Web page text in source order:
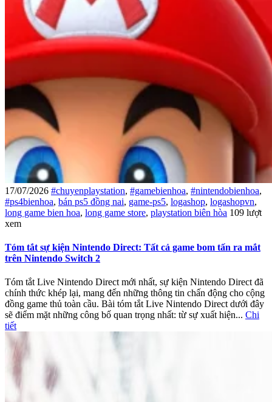
17/07/2026 #chuyenplaystation, #gamebienhoa, #nintendobienhoa,
#ps4bienhoa, bán ps5 đồng nai, game-ps5, logashop, logashopvn,
long game bien hoa, long game store, playstation biên hòa 109 lượt
xem
Tóm tắt sự kiện Nintendo Direct: Tất cả game bom tấn ra mắt
trên Nintendo Switch 2
Tóm tắt Live Nintendo Direct mới nhất, sự kiện Nintendo Direct đã
chính thức khép lại, mang đến những thông tin chấn động cho cộng
đồng game thủ toàn cầu. Bài tóm tắt Live Nintendo Direct dưới đây
sẽ điểm mặt những công bố quan trọng nhất: từ sự xuất hiện... Chi
tiết